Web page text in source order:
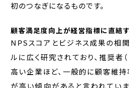
初のつなぎになるものです。
顧客満足度向上が経営指標に直結
NPSスコアとビジネス成果の相
ルに広く研究されており、推奨
高い企業ほど、一般的に顧客維持